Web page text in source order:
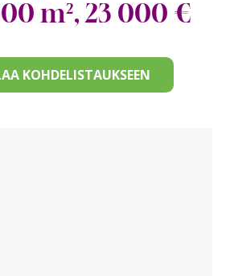
m², 23 000 €
KOHDELISTAUKSEEN